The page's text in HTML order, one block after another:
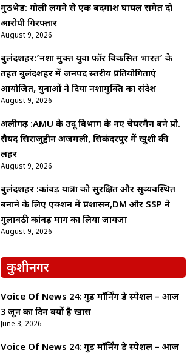
मुठभेड़: गोली लगने से एक बदमाश घायल समेत दो
आरोपी गिरफ्तार
August 9, 2026
बुलंदशहर:’नशा मुक्त युवा फॉर विकसित भारत’ के
तहत बुलंदशहर में जनपद स्तरीय प्रतियोगिताएं
आयोजित, युवाओं ने दिया नशामुक्ति का संदेश
August 9, 2026
अलीगढ़ :AMU के उर्दू विभाग के नए चेयरमैन बने प्रो.
सैयद सिराजुद्दीन अजमली, सिकंदरपुर में खुशी की
लहर
August 9, 2026
बुलंदशहर :कांवड़ यात्रा को सुरक्षित और सुव्यवस्थित
बनाने के लिए एक्शन में प्रशासन,DM और SSP ने
गुलावठी कांवड़ मार्ग का लिया जायजा
August 9, 2026
कुशीनगर
Voice Of News 24: गुड माॅर्निंग डे स्पेशल – आज
3 जून का दिन क्यों है खास
June 3, 2026
Voice Of News 24: गुड माॅर्निंग डे स्पेशल – आज